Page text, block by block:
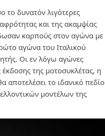
το δυνατόν λιγότερες
και της ακαμψίας
καρπούς στον αγώνα με
αγώνα του Ιταλικού
Οι εν λόγω αγώνες
της μοτοσυκλέτας, η
αποτελέσει το ιδανικό πεδίο
μοντέλων της